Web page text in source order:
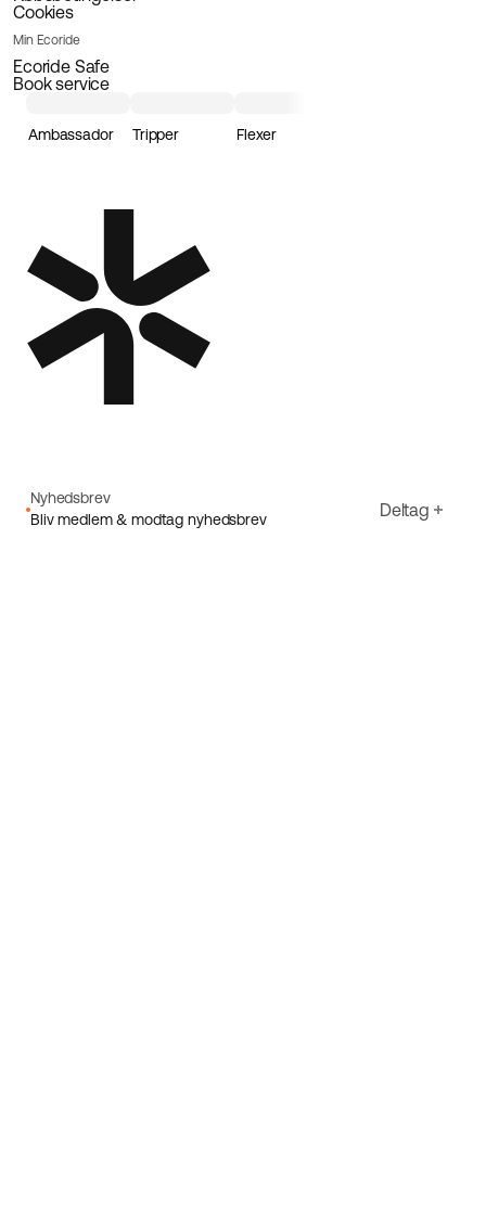
Cookies
Min Ecoride
Ecoride Safe
Book service
Ambassador Tripper Flexer
Nyhedsbrev
Bliv medlem & modtag nyhedsbrev
Deltag